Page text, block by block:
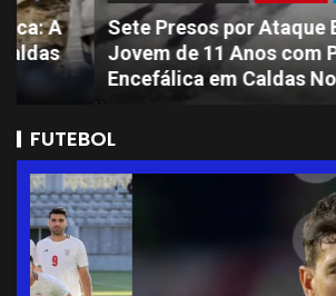
Sete Presos por Ataque Brutal
Jovem de 11 Anos com Perda de
Encefálica em Caldas Novas
FUTEBOL